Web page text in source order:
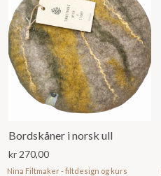
Bordskåner i norsk ull
kr 270,00
Nina Filtmaker - filtdesign og kurs